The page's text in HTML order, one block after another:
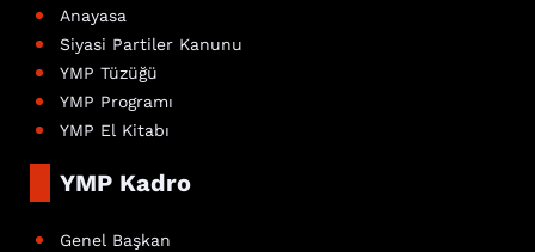
Anayasa
Siyasi Partiler Kanunu
YMP Tüzüğü
YMP Programı
YMP El Kitabı
YMP Kadro
Genel Başkan